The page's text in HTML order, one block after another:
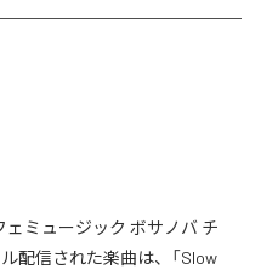
ェミュージック ボサノバ チ
配信された楽曲は、「Slow